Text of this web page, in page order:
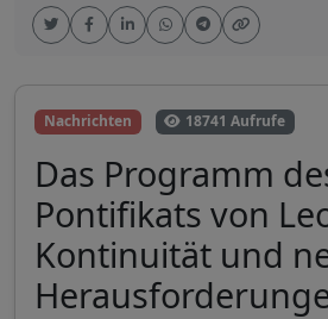
Nachrichten 18741 Aufrufe
Das Programm
Pontifikats von
Kontinuität und